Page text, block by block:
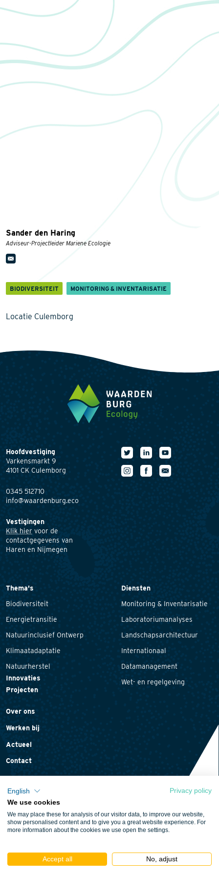
Sander den Haring
Adviseur-Projectleider Mariene Ecologie
BIODIVERSITEIT MONITORING & INVENTARISATIE
Locatie Culemborg
Hoofdvestiging
Varkensmarkt 9
4101 CK Culemborg
0345 512710
info@waardenburg.eco
Vestigingen
Klik hier voor de
contactgegevens van
Haren en Nijmegen
Thema's
Biodiversiteit
Energietransitie
Natuurinclusief Ontwerp
Klimaatadaptatie
Natuurherstel
Innovaties
Projecten
Diensten
Monitoring & Inventarisatie
Laboratoriumanalyses
Landschapsarchitectuur
Internationaal
Datamanagement
Wet- en regelgeving
Over ons
Werken bij
Actueel
Contact
Cookieverklaring
Algemene voorwaarden
English
Privacy policy
We use cookies
We may place these for analysis of our visitor data, to improve our website,
show personalised content and to give you a great website experience. For
more information about the cookies we use open the settings.
Accept all No, adjust